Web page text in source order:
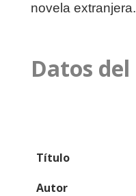
novela extranjera.
Datos
Título
Autor